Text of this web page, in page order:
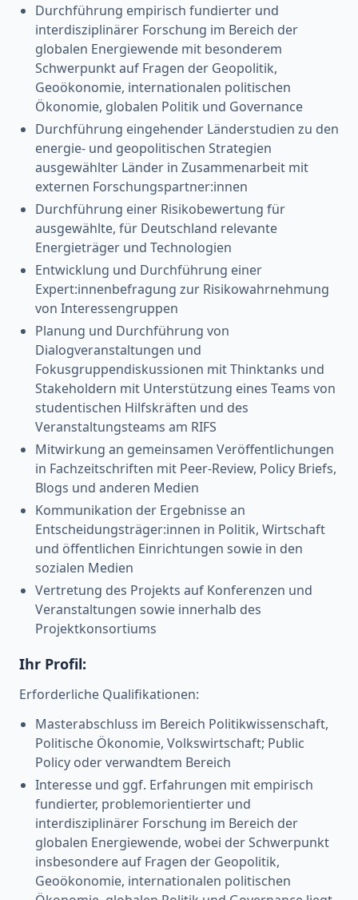
Durchführung empirisch fundierter und
interdisziplinärer Forschung im Bereich der
globalen Energiewende mit besonderem
Schwerpunkt auf Fragen der Geopolitik,
Geoökonomie, internationalen politischen
Ökonomie, globalen Politik und Governance
Durchführung eingehender Länderstudien zu den
energie- und geopolitischen Strategien
ausgewählter Länder in Zusammenarbeit mit
externen Forschungspartner:innen
Durchführung einer Risikobewertung für
ausgewählte, für Deutschland relevante
Energieträger und Technologien
Entwicklung und Durchführung einer
Expert:innenbefragung zur Risikowahrnehmung
von Interessengruppen
Planung und Durchführung von
Dialogveranstaltungen und
Fokusgruppendiskussionen mit Thinktanks und
Stakeholdern mit Unterstützung eines Teams von
studentischen Hilfskräften und des
Veranstaltungsteams am RIFS
Mitwirkung an gemeinsamen Veröffentlichungen
in Fachzeitschriften mit Peer-Review, Policy Briefs,
Blogs und anderen Medien
Kommunikation der Ergebnisse an
Entscheidungsträger:innen in Politik, Wirtschaft
und öffentlichen Einrichtungen sowie in den
sozialen Medien
Vertretung des Projekts auf Konferenzen und
Veranstaltungen sowie innerhalb des
Projektkonsortiums
Ihr Profil:
Erforderliche Qualifikationen:
Masterabschluss im Bereich Politikwissenschaft,
Politische Ökonomie, Volkswirtschaft; Public
Policy oder verwandtem Bereich
Interesse und ggf. Erfahrungen mit empirisch
fundierter, problemorientierter und
interdisziplinärer Forschung im Bereich der
globalen Energiewende, wobei der Schwerpunkt
insbesondere auf Fragen der Geopolitik,
Geoökonomie, internationalen politischen